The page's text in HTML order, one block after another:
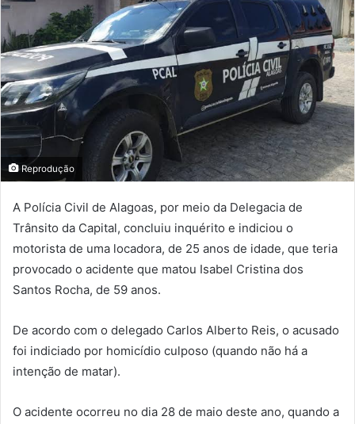
Reprodução
A Polícia Civil de Alagoas, por meio da Delegacia de
Trânsito da Capital, concluiu inquérito e indiciou o
motorista de uma locadora, de 25 anos de idade, que teria
provocado o acidente que matou Isabel Cristina dos
Santos Rocha, de 59 anos.
De acordo com o delegado Carlos Alberto Reis, o acusado
foi indiciado por homicídio culposo (quando não há a
intenção de matar).
O acidente ocorreu no dia 28 de maio deste ano, quando a